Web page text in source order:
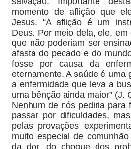
momento de aflição que
Jesus. “A aflição é um
Deus. Por meio dela, ele, em
que não poderiam ser
afasta do pecado e do
fosse por causa da
eternamente. A saúde é uma
a enfermidade que leva a
uma bênção ainda maior” (J.
Nenhum de nós pediria para
passar por dificuldades,
pelas provações
muito especial de
da dor, do choque dos